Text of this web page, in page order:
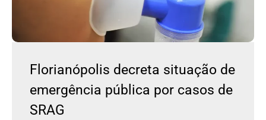
Florianópolis decreta situação de
emergência pública por casos de
SRAG